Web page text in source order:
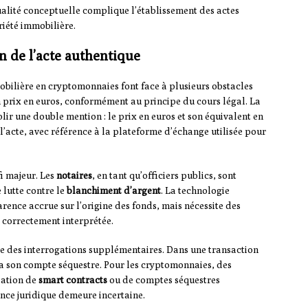
conceptuelle complique l’établissement des actes
immobilière.
de l’acte authentique
en cryptomonnaies font face à plusieurs obstacles
prix en euros, conformément au principe du cours légal. La
une double mention : le prix en euros et son équivalent en
avec référence à la plateforme d’échange utilisée pour
Les notaires, en tant qu’officiers publics, sont
lutte contre leblanchiment d’argent. La technologie
accrue sur l’origine des fonds, mais nécessite des
interprétée.
des interrogations supplémentaires. Dans une transaction
compte séquestre. Pour les cryptomonnaies, des
de smart contractsou de comptes séquestres
juridique demeure incertaine.